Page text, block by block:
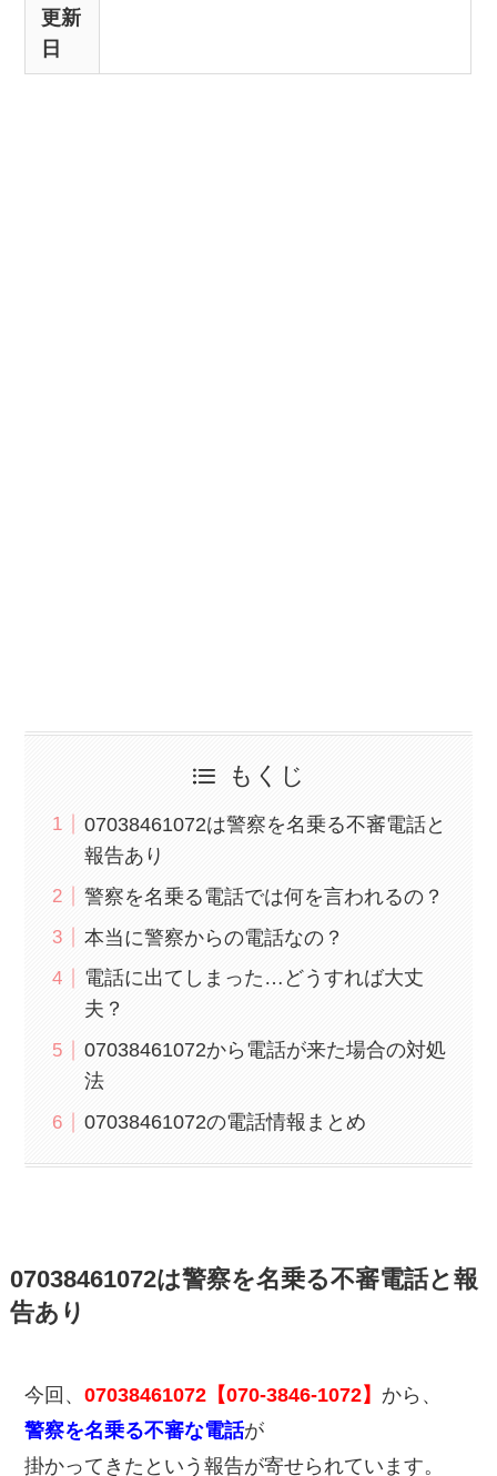
更新
日
もくじ
07038461072は警察を名乗る不審電話と
報告あり
警察を名乗る電話では何を言われるの？
本当に警察からの電話なの？
電話に出てしまった…どうすれば大丈
夫？
07038461072から電話が来た場合の対処
法
07038461072の電話情報まとめ
07038461072は警察を名乗る不審電話と報
告あり
今回、07038461072【070-3846-1072】 から、
警察を名乗る不審な電話が
掛かってきたという報告が寄せられています。